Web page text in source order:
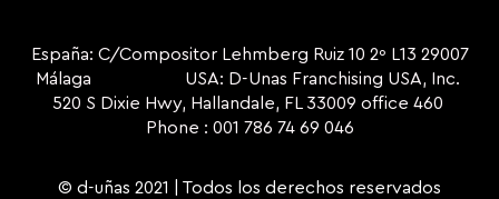
España: C/Compositor Lehmberg Ruiz 10 2º L13 29007
Málaga USA: D-Unas Franchising USA, Inc.
520 S Dixie Hwy, Hallandale, FL 33009 office 460
Phone : 001 786 74 69 046
© d-uñas 2021 | Todos los derechos reservados